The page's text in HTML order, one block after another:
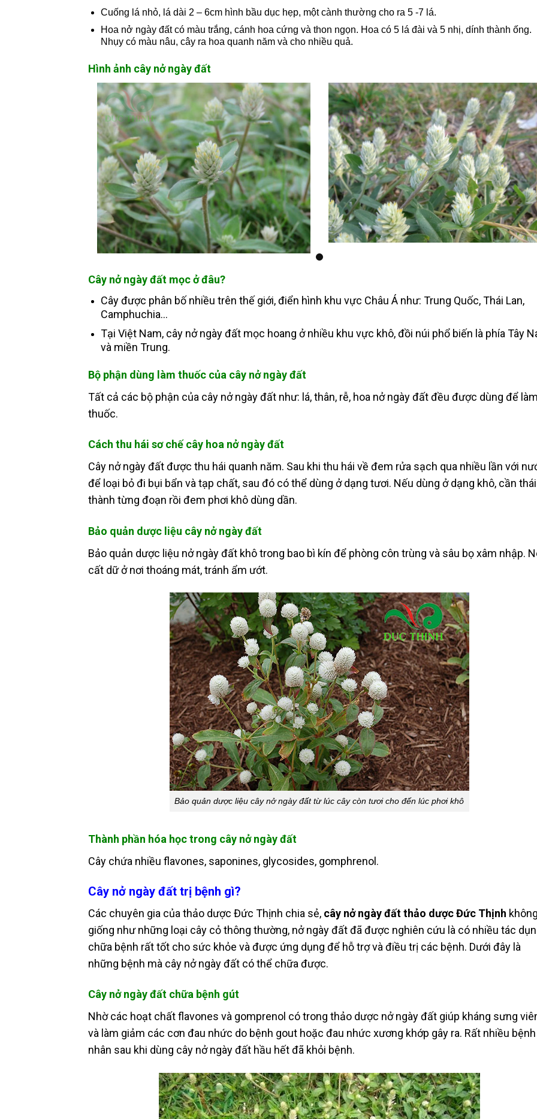
Cuống lá nhỏ, lá dài 2 – 6cm hình bầu dục hẹp, một cành thường cho ra 5 -7 lá.
Hoa nở ngày đất có màu trắng, cánh hoa cứng và thon ngọn. Hoa có 5 lá đài và 5 nhị, dính thành ống.
Nhụy có màu nâu, cây ra hoa quanh năm và cho nhiều quả.
Hình ảnh cây nở ngày đất
Cây nở ngày đất mọc ở đâu?
Cây được phân bố nhiều trên thế giới, điển hình khu vực Châu Á như: Trung Quốc, Thái Lan,
Camphuchia…
Tại Việt Nam, cây nở ngày đất mọc hoang ở nhiều khu vực khô, đồi núi phổ biến là phía Tây
và miền Trung.
Bộ phận dùng làm thuốc của cây nở ngày đất
Tất cả các bộ phận của cây nở ngày đất như: lá, thân, rễ, hoa nở ngày đất đều được dùng để
thuốc.
Cách thu hái sơ chế cây hoa nở ngày đất
Cây nở ngày đất được thu hái quanh năm. Sau khi thu hái về đem rửa sạch qua nhiều lần với
để loại bỏ đi bụi bẩn và tạp chất, sau đó có thể dùng ở dạng tươi. Nếu dùng ở dạng khô, cần thái
thành từng đoạn rồi đem phơi khô dùng dần.
Bảo quản dược liệu cây nở ngày đất
Bảo quản dược liệu nở ngày đất khô trong bao bì kín để phòng côn trùng và sâu bọ xâm nhập.
cất dữ ở nơi thoáng mát, tránh ẩm ướt.
Bảo quản dược liệu cây nở ngày đất từ lúc cây còn tươi cho đến lúc phơi khô
Thành phần hóa học trong cây nở ngày đất
Cây chứa nhiều flavones, saponines, glycosides, gomphrenol.
Cây nở ngày đất trị bệnh gì?
Các chuyên gia của thảo dược Đức Thịnh chia sẻ, cây nở ngày đất thảo dược Đức Thịnh
giống như những loại cây cỏ thông thường, nở ngày đất đã được nghiên cứu là có nhiều tác
chữa bệnh rất tốt cho sức khỏe và được ứng dụng để hỗ trợ và điều trị các bệnh. Dưới đây là
những bệnh mà cây nở ngày đất có thể chữa được.
Cây nở ngày đất chữa bệnh gút
Nhờ các hoạt chất flavones và gomprenol có trong thảo dược nở ngày đất giúp kháng sưng
và làm giảm các cơn đau nhức do bệnh gout hoặc đau nhức xương khớp gây ra. Rất nhiều bệnh
nhân sau khi dùng cây nở ngày đất hầu hết đã khỏi bệnh.